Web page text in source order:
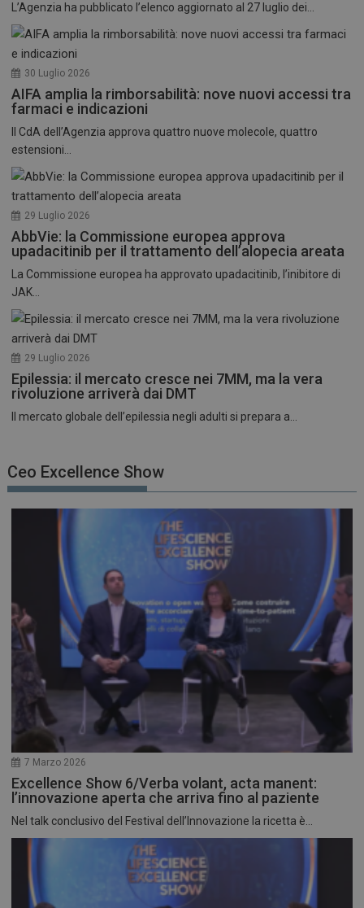
L’Agenzia ha pubblicato l’elenco aggiornato al 27 luglio dei...
30 Luglio 2026
AIFA amplia la rimborsabilità: nove nuovi accessi tra
farmaci e indicazioni
Il CdA dell’Agenzia approva quattro nuove molecole, quattro
estensioni...
29 Luglio 2026
AbbVie: la Commissione europea approva
upadacitinib per il trattamento dell’alopecia areata
La Commissione europea ha approvato upadacitinib, l’inibitore di
JAK...
29 Luglio 2026
Epilessia: il mercato cresce nei 7MM, ma la vera
rivoluzione arriverà dai DMT
Il mercato globale dell’epilessia negli adulti si prepara a...
Ceo Excellence Show
7 Marzo 2026
Excellence Show 6/Verba volant, acta manent:
l’innovazione aperta che arriva fino al paziente
Nel talk conclusivo del Festival dell’Innovazione la ricetta è...